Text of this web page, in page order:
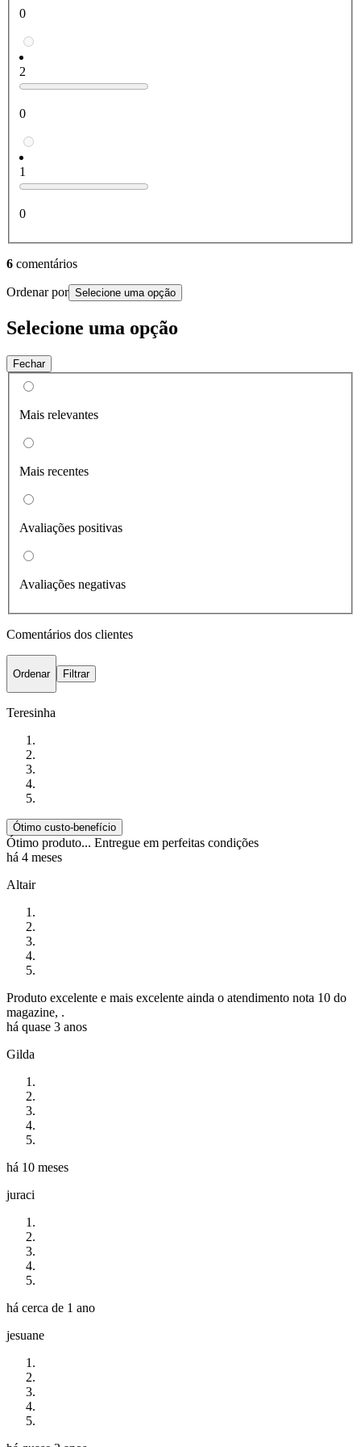
0
2
0
1
0
6 comentários
Ordenar por Selecione uma opção
Selecione uma opção
Fechar
Mais relevantes
Mais recentes
Avaliações positivas
Avaliações negativas
Comentários dos clientes
Ordenar Filtrar
Teresinha
Ótimo custo-benefício
Ótimo produto... Entregue em perfeitas condições
há 4 meses
Altair
Produto excelente e mais excelente ainda o atendimento nota 10 do
magazine, .
há quase 3 anos
Gilda
há 10 meses
juraci
há cerca de 1 ano
jesuane